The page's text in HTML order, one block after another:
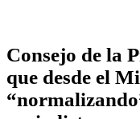
Consejo de la
que desde el